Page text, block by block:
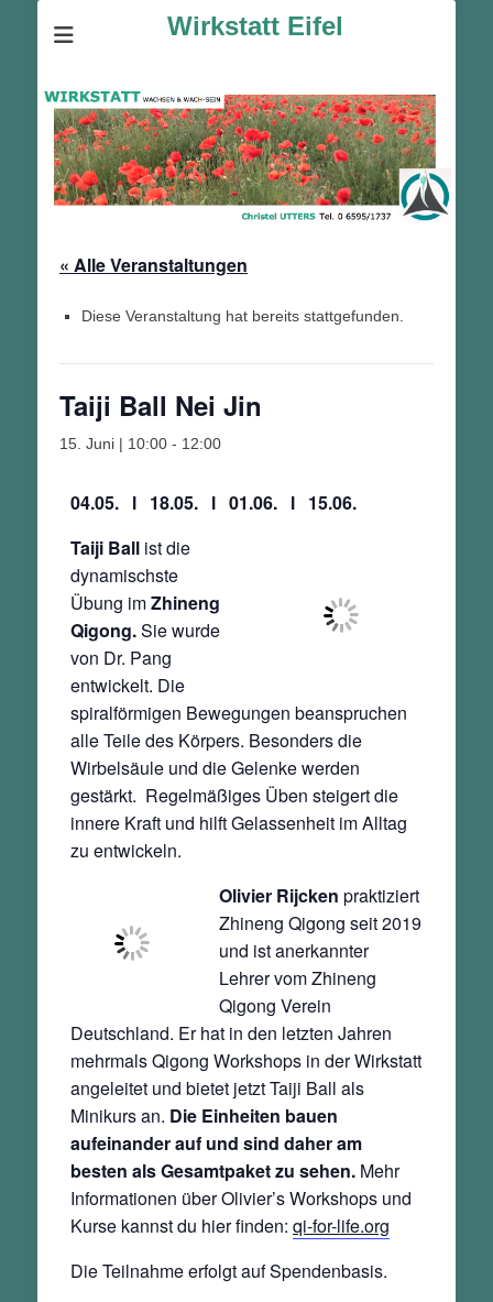
Wirkstatt Eifel
« Alle Veranstaltungen
Diese Veranstaltung hat bereits stattgefunden.
Taiji Ball Nei Jin
15. Juni | 10:00 - 12:00
04.05. l 18.05. l 01.06. l 15.06.
Taiji Ball ist die
dynamischste
Übung imZhineng
Qigong.Sie wurde
von Dr. Pang
entwickelt. Die
spiralförmigen Bewegungen beanspruchen
alle Teile des Körpers. Besonders die
Wirbelsäule und die Gelenke werden
gestärkt. Regelmäßiges Üben steigert die
innere Kraft und hilft Gelassenheit im Alltag
zu entwickeln.
Olivier Rijcken praktiziert
Zhineng Qigong seit 2019
und ist anerkannter
Lehrer vom Zhineng
Qigong Verein
Deutschland. Er hat in den letzten Jahren
mehrmals Qigong Workshops in der Wirkstatt
angeleitet und bietet jetzt Taiji Ball als
Minikurs an. Die Einheiten bauen
aufeinander auf und sind daher am
besten als Gesamtpaket zu sehen. Mehr
Informationen über Olivier’s Workshops und
Kurse kannst du hier finden: qi-for-life.org
Die Teilnahme erfolgt auf Spendenbasis.